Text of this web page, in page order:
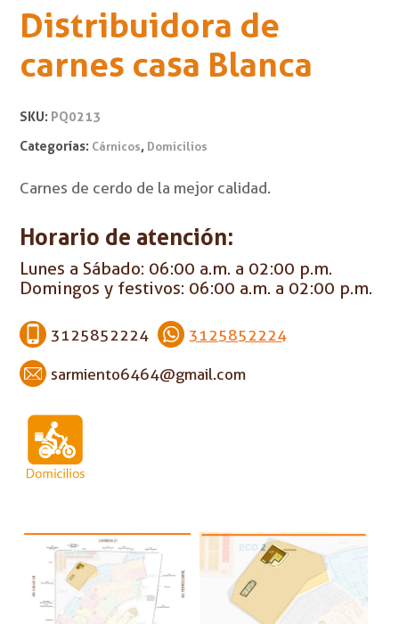
Distribuidora de
carnes casa Blanca
SKU: PQ0213
Categorías: Cárnicos, Domicilios
Carnes de cerdo de la mejor calidad.
Horario de atención:
Lunes a Sábado: 06:00 a.m. a 02:00 p.m.
Domingos y festivos: 06:00 a.m. a 02:00 p.m.
3125852224 3125852224
sarmiento6464@gmail.com